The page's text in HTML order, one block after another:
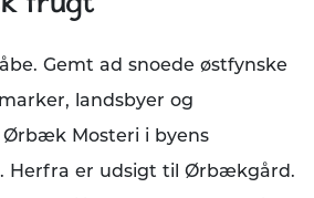
Gemt ad snoede østfynske
landsbyer og
Ørbæk Mosteri i byens
Herfra er udsigt til Ørbækgård.